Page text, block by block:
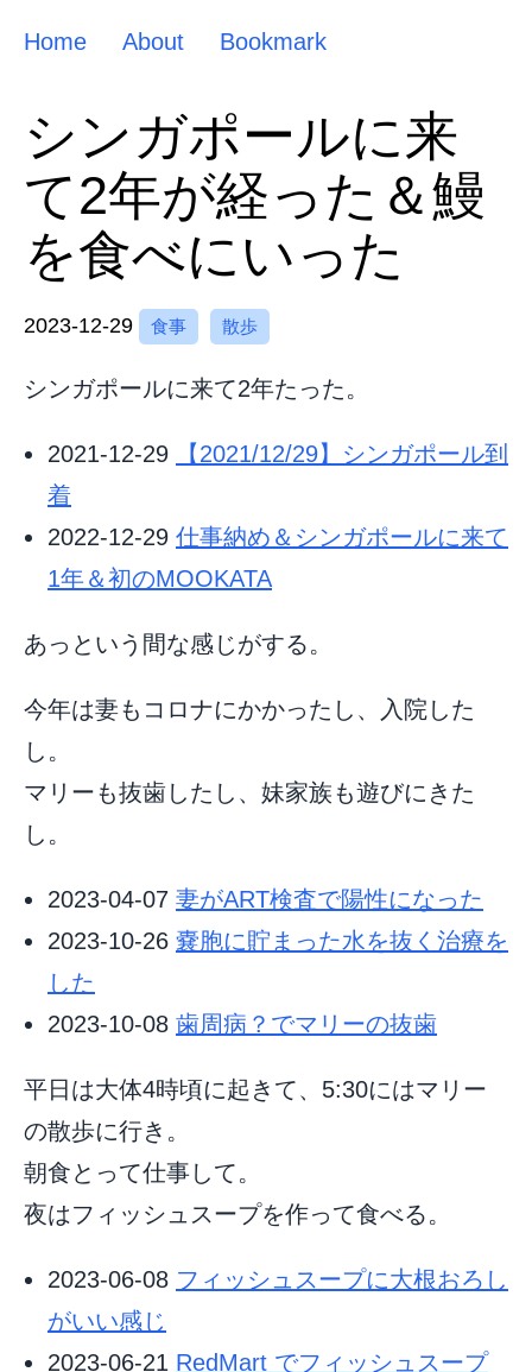
Home About Bookmark
シンガポールに来
て2年が経った＆鰻
を食べにいった
2023-12-29 食事 散歩
シンガポールに来て2年たった。
2021-12-29
【2021/12/29】シンガポール到
着
2022-12-29 仕事納め＆シンガポールに来て
1年＆初のMOOKATA
あっという間な感じがする。
今年は妻もコロナにかかったし、入院した
し。
マリーも抜歯したし、妹家族も遊びにきた
し。
2023-04-07 妻がART検査で陽性になった
2023-10-26 嚢胞に貯まった水を抜く治療を
した
2023-10-08 歯周病？でマリーの抜歯
平日は大体4時頃に起きて、5:30にはマリー
の散歩に行き。
朝食とって仕事して。
夜はフィッシュスープを作って食べる。
2023-06-08 フィッシュスープに大根おろし
がいい感じ
2023-06-21 RedMart でフィッシュスープ